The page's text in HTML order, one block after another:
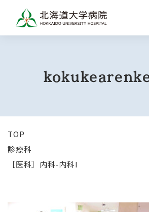
TOP
診療科
［医科］内科-内科I